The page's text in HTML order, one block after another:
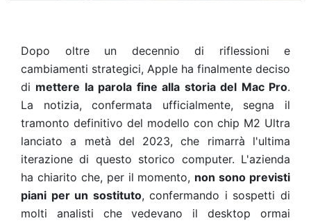
Dopo oltre un decennio di riflessioni e
cambiamenti strategici, Apple ha finalmente deciso
di mettere la parola fine alla storia del Mac Pro.
La notizia, confermata ufficialmente, segna il
tramonto definitivo del modello con chip M2 Ultra
lanciato a metà del 2023, che rimarrà l'ultima
iterazione di questo storico computer. L'azienda
ha chiarito che, per il momento, non sono previsti
piani per un sostituto, confermando i sospetti di
molti analisti che vedevano il desktop ormai